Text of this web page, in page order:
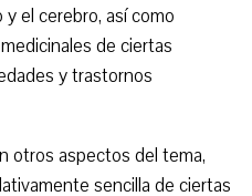
el cerebro, así como
de ciertas
y trastornos
otros aspectos del tema,
sencilla de ciertas